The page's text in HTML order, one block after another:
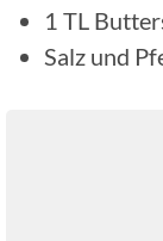
1 TL
Salz und